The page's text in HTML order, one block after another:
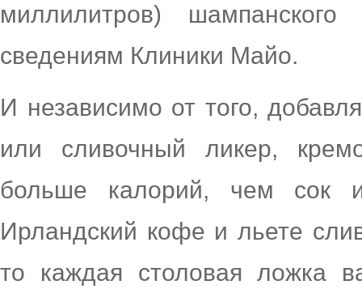
миллилитров)
сведениям Клиники Майо.
И независимо от того,
или сливочный ликер,
больше калорий, чем сок
Ирландский кофе и льете
то каждая столовая ложка